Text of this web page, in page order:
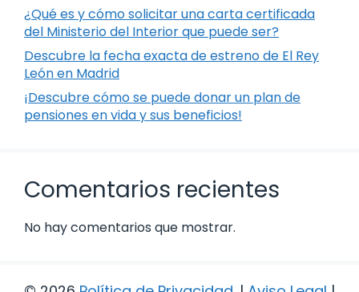
¿Qué es y cómo solicitar una carta certificada
del Ministerio del Interior que puede ser?
Descubre la fecha exacta de estreno de El Rey
León en Madrid
¡Descubre cómo se puede donar un plan de
pensiones en vida y sus beneficios!
Comentarios recientes
No hay comentarios que mostrar.